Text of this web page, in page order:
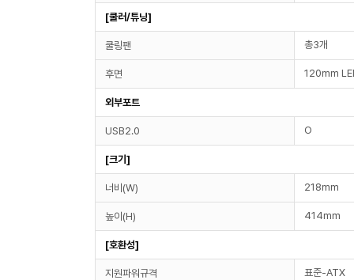
[쿨러/튜닝]
쿨링팬 총3개
후면 120mm
외부포트
USB2.0 O
[크기]
너비(W) 218mm
높이(H) 414mm
[호환성]
지원파워규격 표준-ATX